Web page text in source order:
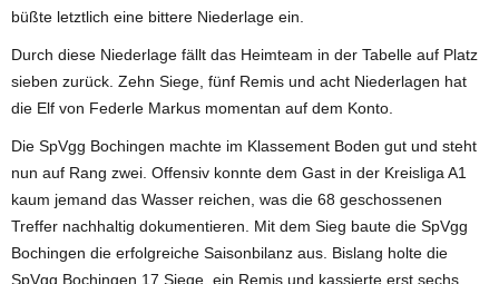
büßte letztlich eine bittere Niederlage ein.
Durch diese Niederlage fällt das Heimteam in der Tabelle auf Platz
sieben zurück. Zehn Siege, fünf Remis und acht Niederlagen hat
die Elf von Federle Markus momentan auf dem Konto.
Die SpVgg Bochingen machte im Klassement Boden gut und steht
nun auf Rang zwei. Offensiv konnte dem Gast in der Kreisliga A1
kaum jemand das Wasser reichen, was die 68 geschossenen
Treffer nachhaltig dokumentieren. Mit dem Sieg baute die SpVgg
Bochingen die erfolgreiche Saisonbilanz aus. Bislang holte die
SpVgg Bochingen 17 Siege, ein Remis und kassierte erst sechs